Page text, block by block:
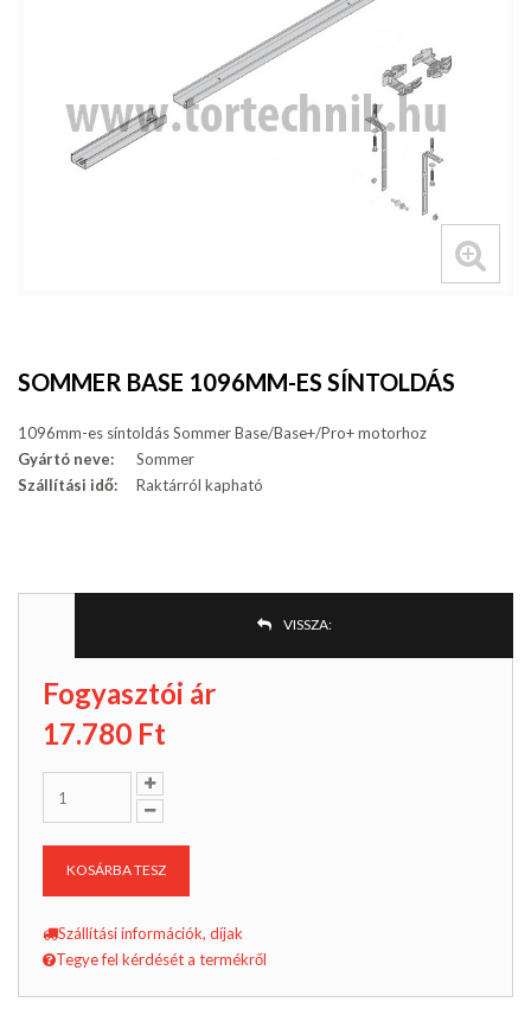
SOMMER BASE 1096MM-ES SÍNTOLDÁS
1096mm-es síntoldás Sommer Base/Base+/Pro+ motorhoz
Gyártó neve:
Sommer
Szállítási idő:
Raktárról kapható
VISSZA:
Fogyasztói ár
17.780 Ft
KOSÁRBA TESZ
Szállítási információk, díjak
Tegye fel kérdését a termékről